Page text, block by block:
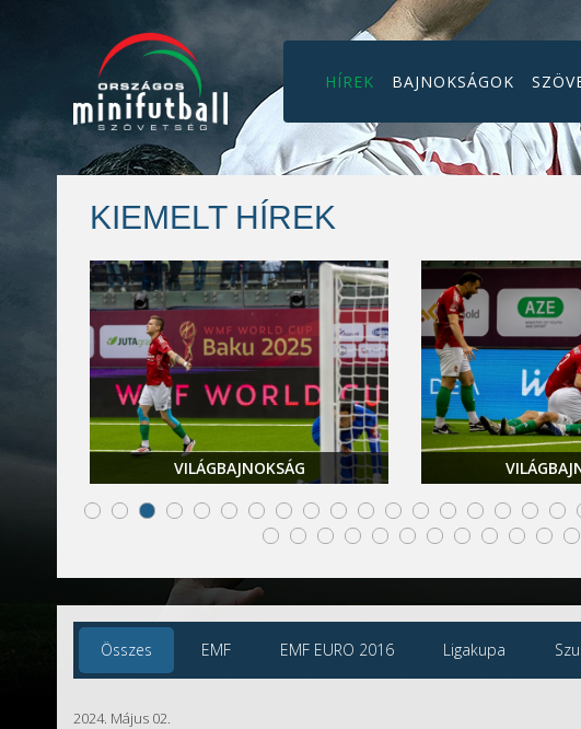
HÍREK BAJNOKSÁGOK
KIEMELT HÍREK
VILÁGBAJNOKSÁG
Összes EMF EMF EURO 2016 Ligakupa
2024. Május 02.